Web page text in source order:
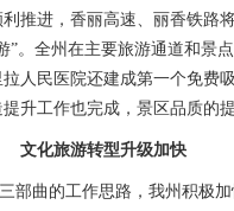
推进，香丽高速、丽香铁路
。全州在主要旅游通道和景
人民医院还建成第一个免费
升工作也完成，景区品质的
文化旅游转型升级加快
部曲的工作思路，我州积极